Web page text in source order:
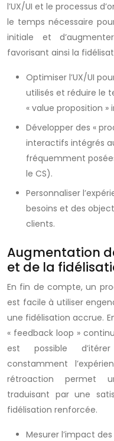
l’UX/UI et le processus
le temps nécessaire
initiale et
favorisant ainsi la
Optimiser l’UX/UI
utilisés et réduire le
« value proposition »
Développer des «
interactifs intégrés
fréquemment
le CS).
Personnaliser
besoins et des
clients.
Augmentation
et de la
En fin de compte, un
est facile à utiliser
une fidélisation accrue.
« feedback loop »
est possible
constamment
rétroaction permet
traduisant par une
fidélisation renforcée.
Mesurer l’impact